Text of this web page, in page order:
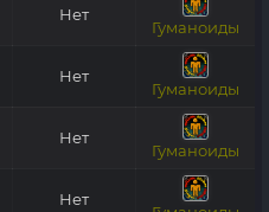
Нет
Гуманоиды
Нет
Гуманоиды
Нет
Гуманоиды
Нет